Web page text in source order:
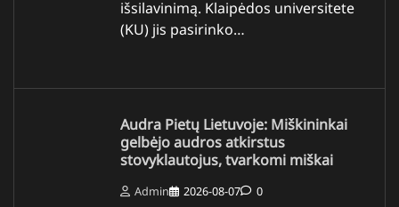
išsilavinimą. Klaipėdos universitete
(KU) jis pasirinko…
Audra Pietų Lietuvoje: Miškininkai
gelbėjo audros atkirstus
stovyklautojus, tvarkomi miškai
Admin 2026-08-07 0